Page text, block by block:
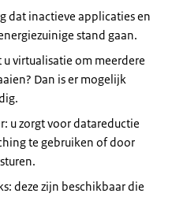
dat inactieve applicaties en
stand gaan.
virtualisatie om meerdere
Dan is er mogelijk
u zorgt voor datareductie
te gebruiken of door
deze zijn beschikbaar die